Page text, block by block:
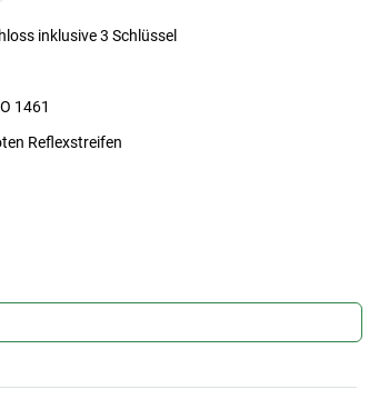
inklusive 3 Schlüssel
1461
Reflexstreifen